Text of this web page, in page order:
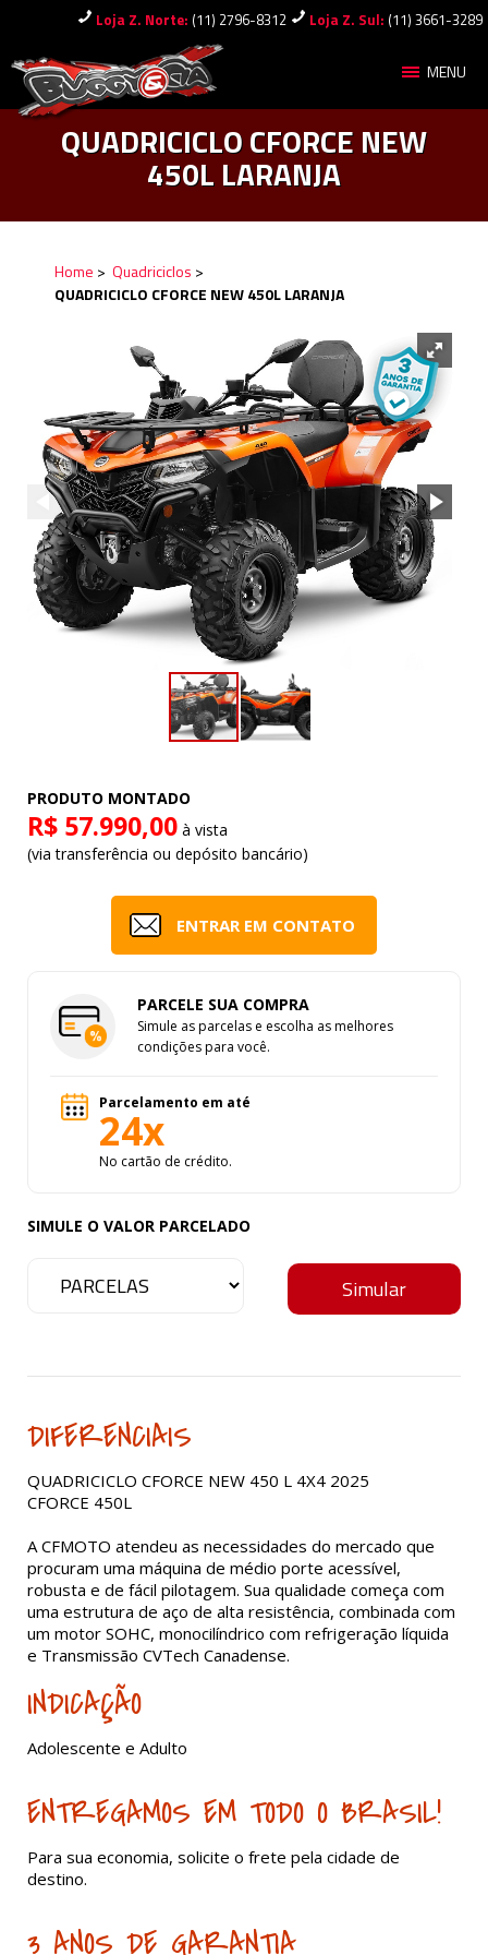
Loja Z. Sul: (11) 3661-3289
Loja Z. Norte: (11) 2796-8312
MENU
QUADRICICLO CFORCE NEW
450L LARANJA
Home > Quadriciclos >
QUADRICICLO CFORCE NEW 450L LARANJA
PRODUTO MONTADO
R$ 57.990,00 à vista
(via transferência ou depósito bancário)
ENTRAR EM CONTATO
PARCELE SUA COMPRA
Simule as parcelas e escolha as melhores
condições para você.
Parcelamento em até
24x
No cartão de crédito.
SIMULE O VALOR PARCELADO
DIFERENCIAIS
QUADRICICLO CFORCE NEW 450 L 4X4 2025
CFORCE 450L
A CFMOTO atendeu as necessidades do mercado que
procuram uma máquina de médio porte acessível,
robusta e de fácil pilotagem. Sua qualidade começa com
uma estrutura de aço de alta resistência, combinada com
um motor SOHC, monocilíndrico com refrigeração líquida
e Transmissão CVTech Canadense.
INDICAÇÃO
Adolescente e Adulto
ENTREGAMOS EM TODO O BRASIL!
Para sua economia, solicite o frete pela cidade de
destino.
3 ANOS DE GARANTIA